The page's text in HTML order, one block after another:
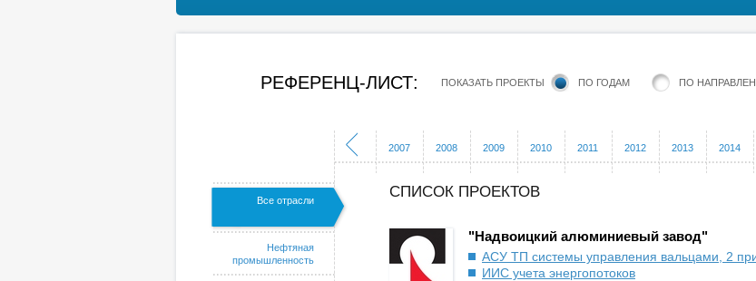
РЕФЕРЕНЦ-ЛИСТ: ПОКАЗАТЬ ПРОЕКТЫ ПО ГОДАМ ПО
Все отрасли
Нефтяная
промышленность
2006 2007 2008 2009 2010 2011 2012 2013 2014
СПИСОК ПРОЕКТОВ
"Надвоицкий алюминиевый завод"
АСУ ТП системы управления вальцами, 2
ИИС учета энергопотоков